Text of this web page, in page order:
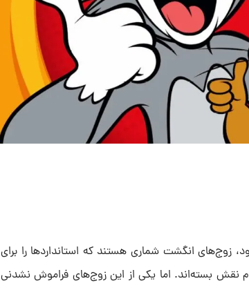
انگشت شماری هستند که استانداردها را برای
نقش بسته‌اند. اما یکی از این زوج‌های فراموش نشدنی